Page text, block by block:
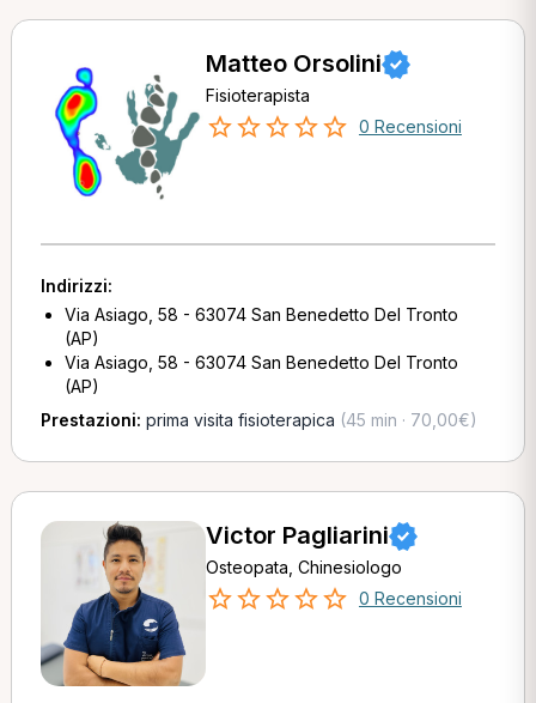
Matteo Orsolini
Fisioterapista
0 Recensioni
Indirizzi:
Via Asiago, 58 - 63074 San Benedetto Del Tronto
(AP)
Via Asiago, 58 - 63074 San Benedetto Del Tronto
(AP)
Prestazioni: prima visita fisioterapica (45 min · 70,00€)
Victor Pagliarini
Osteopata, Chinesiologo
0 Recensioni